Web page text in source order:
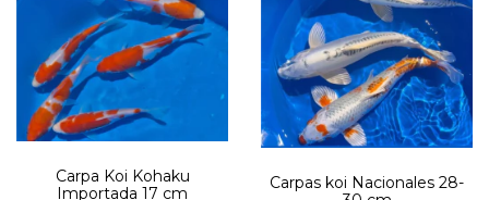
Carpa Koi Kohaku
Importada 17 cm
Carpas koi Nacionales 28-